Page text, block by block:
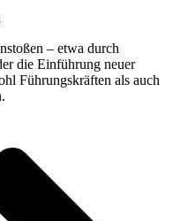
– etwa durch
die Einführung neuer
Führungskräften als auch